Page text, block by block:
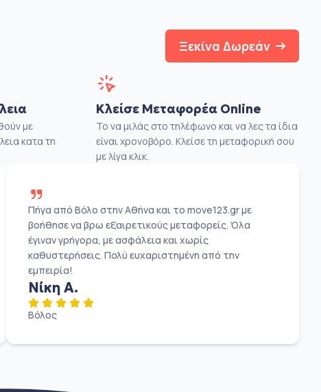
Ξεκίνα Δωρεάν
με
κατα τη
Κλείσε Μεταφορέα Online
Το να μιλάς στο τηλέφωνο και να λες τα ίδια
είναι χρονοβόρο. Κλείσε τη μεταφορική σου
με λίγα κλικ.
Πήγα από Βόλο στην Αθήνα και το move123.gr με
βοήθησε να βρω εξαιρετικούς μεταφορείς. Όλα
έγιναν γρήγορα, με ασφάλεια και χωρίς
καθυστερήσεις. Πολύ ευχαριστημένη από την
εμπειρία!
Νίκη Α.
Βόλος